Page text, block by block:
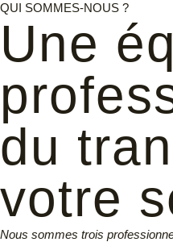
QUI SOMMES-NOUS ?
Une
du
votre
Nous sommes trois